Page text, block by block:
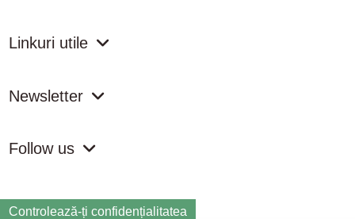
Linkuri utile
Newsletter
Follow us
Controlează-ți confidențialitatea